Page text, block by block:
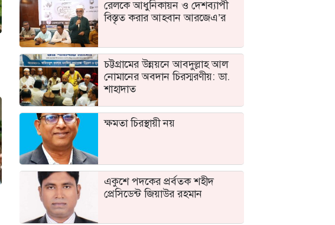
রেলকে আধুনিকায়ন ও দেশব্যাপী
বিস্তৃত করার আহবান আরজেএ’র
চট্টগ্রামের উন্নয়নে আবদুল্লাহ আল
নোমানের অবদান চিরস্মরণীয়: ডা.
শাহাদাত
ক্ষমতা চিরস্থায়ী নয়
একুশে পদকের প্রর্বতক শহীদ
প্রেসিডেন্ট জিয়াউর রহমান